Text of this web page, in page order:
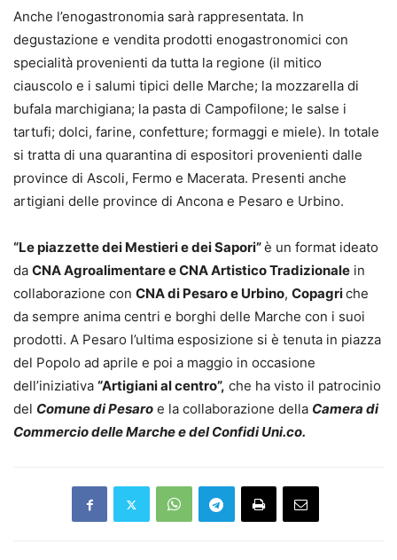
Anche l’enogastronomia sarà rappresentata. In
degustazione e vendita prodotti enogastronomici con
specialità provenienti da tutta la regione (il mitico
ciauscolo e i salumi tipici delle Marche; la mozzarella di
bufala marchigiana; la pasta di Campofilone; le salse i
tartufi; dolci, farine, confetture; formaggi e miele). In totale
si tratta di una quarantina di espositori provenienti dalle
province di Ascoli, Fermo e Macerata. Presenti anche
artigiani delle province di Ancona e Pesaro e Urbino.
“Le piazzette dei Mestieri e dei Sapori”è un format ideato
da CNA Agroalimentare e CNA Artistico Tradizionale in
collaborazione con CNA di Pesaro e Urbino, Copagriche
da sempre anima centri e borghi delle Marche con i suoi
prodotti. A Pesaro l’ultima esposizione si è tenuta in piazza
del Popolo ad aprile e poi a maggio in occasione
dell’iniziativa “Artigiani al centro”, che ha visto il patrocinio
del Comune di Pesaro e la collaborazione della Camera di
Commercio delle Marche e del Confidi Uni.co.